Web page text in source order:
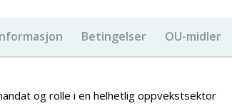
Betingelser OU-midler
og rolle i en helhetlig oppvekstsektor